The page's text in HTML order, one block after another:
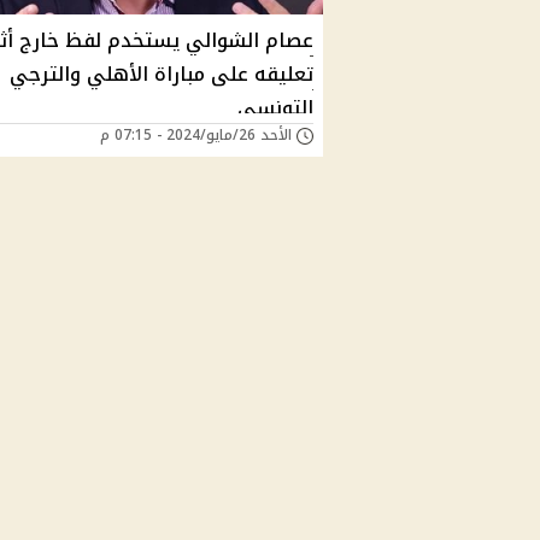
عصام الشوالي يستخدم لفظ خارج
تعليقه على مباراة الأهلي والترجي
التونسي
الأحد 26/مايو/2024 - 07:15 م